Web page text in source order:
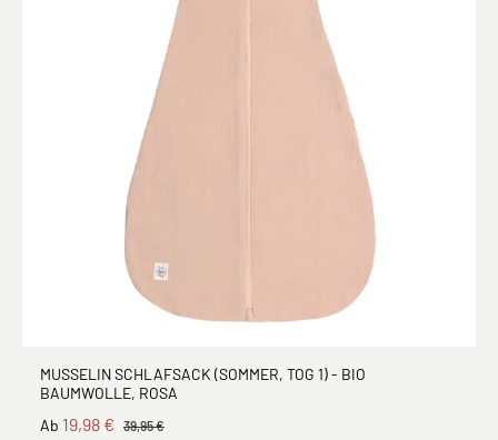
MUSSELIN SCHLAFSACK (SOMMER, TOG 1) - BIO
BAUMWOLLE, ROSA
Ab 19,98 € 39,95 €